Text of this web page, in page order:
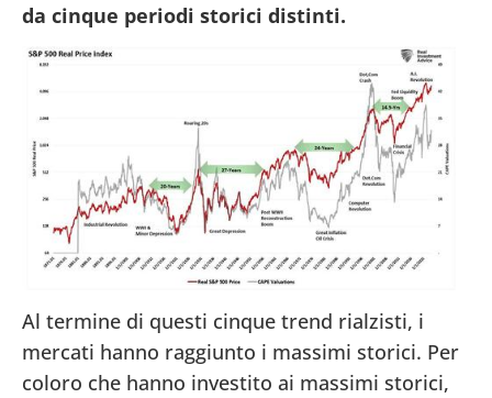
da cinque periodi storici distinti.
Al termine di questi cinque trend rialzisti, i
mercati hanno raggiunto i massimi storici. Per
coloro che hanno investito ai massimi storici,